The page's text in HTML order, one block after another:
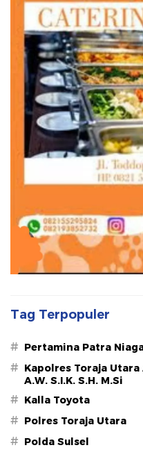
Tag Terpopuler
# Pertamina Patra
# Kapolres Toraja Utara
A.W. S.I.K. S.H. M.Si
# Kalla Toyota
# Polres Toraja Utara
# Polda Sulsel